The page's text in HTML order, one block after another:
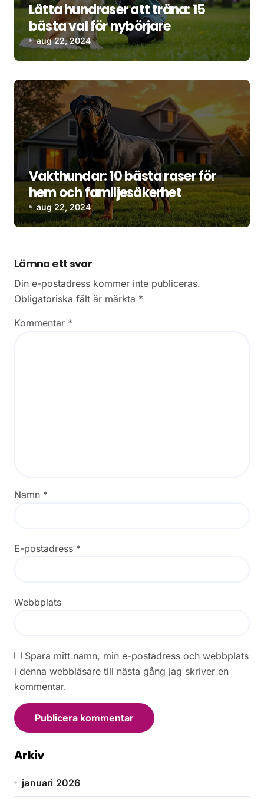
Lätta hundraser att träna: 15
bästa val för nybörjare
aug 22, 2024
Vakthundar: 10 bästa raser för
hem och familjesäkerhet
aug 22, 2024
Lämna ett svar
Din e-postadress kommer inte publiceras.
Obligatoriska fält är märkta *
Kommentar *
Namn *
E-postadress *
Webbplats
Spara mitt namn, min e-postadress och webbplats
i denna webbläsare till nästa gång jag skriver en
kommentar.
Arkiv
januari 2026